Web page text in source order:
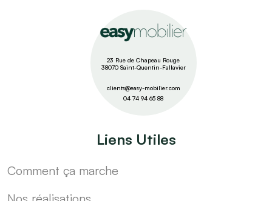
23 Rue de Chapeau Rouge
38070 Saint-Quentin-Fallavier
clients@easy-mobilier.com
04 74 94 65 88
Liens Utiles
Comment ça marche